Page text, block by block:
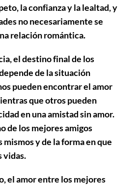
la confianza y la lealtad, y
no necesariamente se
relación romántica.
el destino final de los
de la situación
pueden encontrar el amor
que otros pueden
en una amistad sin amor.
de los mejores amigos
y de la forma en que
vidas.
el amor entre los mejores